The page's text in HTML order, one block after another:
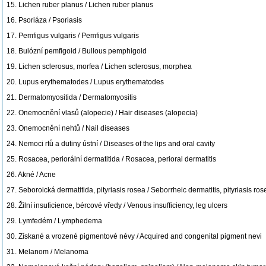
15. Lichen ruber planus / Lichen ruber planus
16. Psoriáza / Psoriasis
17. Pemfigus vulgaris / Pemfigus vulgaris
18. Bulózní pemfigoid / Bullous pemphigoid
19. Lichen sclerosus, morfea / Lichen sclerosus, morphea
20. Lupus erythematodes / Lupus erythematodes
21. Dermatomyositida / Dermatomyositis
22. Onemocnění vlasů (alopecie) / Hair diseases (alopecia)
23. Onemocnění nehtů / Nail diseases
24. Nemoci rtů a dutiny ústní / Diseases of the lips and oral cavity
25. Rosacea, periorální dermatitida / Rosacea, perioral dermatitis
26. Akné / Acne
27. Seboroická dermatitida, pityriasis rosea / Seborrheic dermatitis, pityriasis
28. Žilní insuficience, bércové vředy / Venous insufficiency, leg ulcers
29. Lymfedém / Lymphedema
30. Získané a vrozené pigmentové névy / Acquired and congenital pigment nevi
31. Melanom / Melanoma